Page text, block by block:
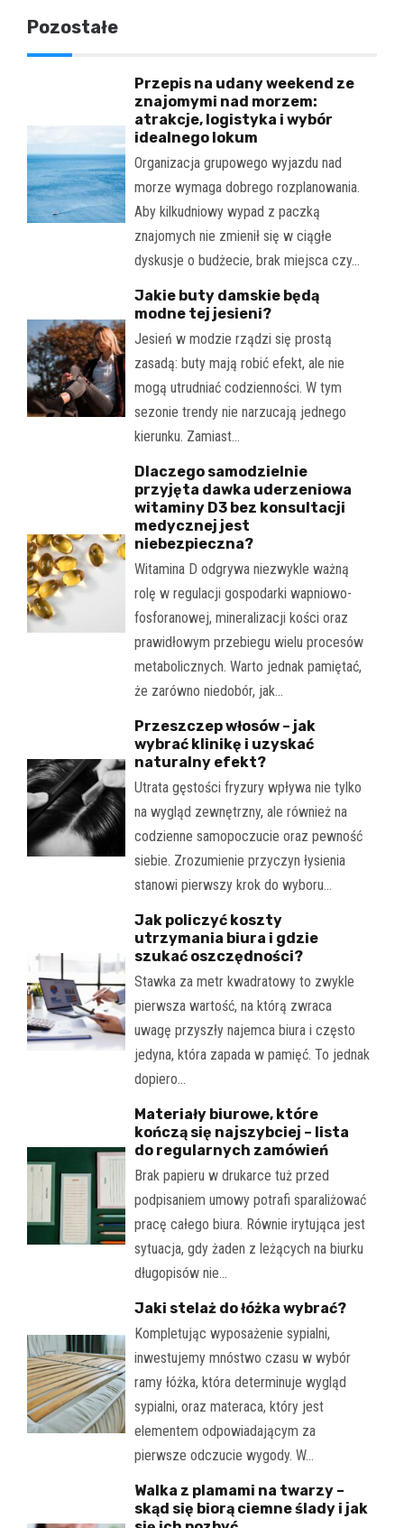
Pozostałe
Przepis na udany weekend ze
znajomymi nad morzem:
atrakcje, logistyka i wybór
idealnego lokum
Organizacja grupowego wyjazdu nad
morze wymaga dobrego rozplanowania.
Aby kilkudniowy wypad z paczką
znajomych nie zmienił się w ciągłe
dyskusje o budżecie, brak miejsca czy…
Jakie buty damskie będą
modne tej jesieni?
Jesień w modzie rządzi się prostą
zasadą: buty mają robić efekt, ale nie
mogą utrudniać codzienności. W tym
sezonie trendy nie narzucają jednego
kierunku. Zamiast…
Dlaczego samodzielnie
przyjęta dawka uderzeniowa
witaminy D3 bez konsultacji
medycznej jest
niebezpieczna?
Witamina D odgrywa niezwykle ważną
rolę w regulacji gospodarki wapniowo-
fosforanowej, mineralizacji kości oraz
prawidłowym przebiegu wielu procesów
metabolicznych. Warto jednak pamiętać,
że zarówno niedobór, jak…
Przeszczep włosów – jak
wybrać klinikę i uzyskać
naturalny efekt?
Utrata gęstości fryzury wpływa nie tylko
na wygląd zewnętrzny, ale również na
codzienne samopoczucie oraz pewność
siebie. Zrozumienie przyczyn łysienia
stanowi pierwszy krok do wyboru…
Jak policzyć koszty
utrzymania biura i gdzie
szukać oszczędności?
Stawka za metr kwadratowy to zwykle
pierwsza wartość, na którą zwraca
uwagę przyszły najemca biura i często
jedyna, która zapada w pamięć. To jednak
dopiero…
Materiały biurowe, które
kończą się najszybciej – lista
do regularnych zamówień
Brak papieru w drukarce tuż przed
podpisaniem umowy potrafi sparaliżować
pracę całego biura. Równie irytująca jest
sytuacja, gdy żaden z leżących na biurku
długopisów nie…
Jaki stelaż do łóżka wybrać?
Kompletując wyposażenie sypialni,
inwestujemy mnóstwo czasu w wybór
ramy łóżka, która determinuje wygląd
sypialni, oraz materaca, który jest
elementem odpowiadającym za
pierwsze odczucie wygody. W…
Walka z plamami na twarzy –
skąd się biorą ciemne ślady i jak